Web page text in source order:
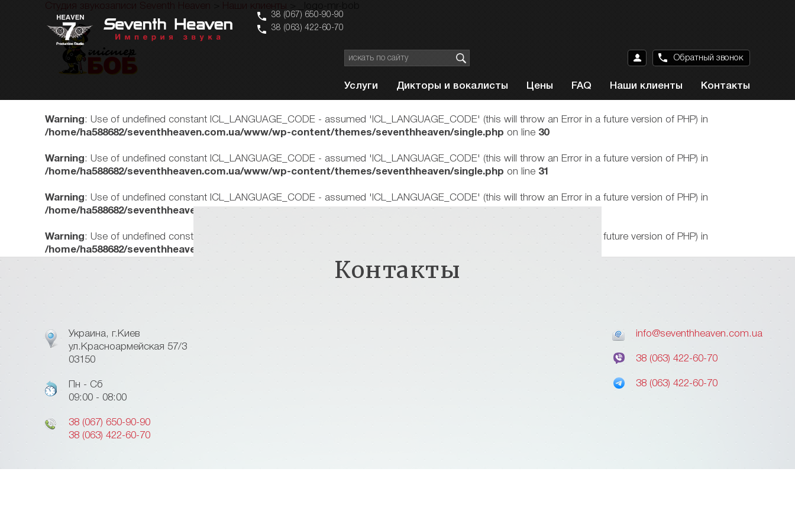
38 (067) 650-90-90
38 (063) 422-60-70
Обратный звонок
Услуги Дикторы и вокалисты Цены FAQ Наши клиенты Контакты
Студия звукозаписи Seventh Heaven Наши клиенты
Warning: Use of undefined constant ICL_LANGUAGE_CODE - assumed 'ICL_LANGUAGE_CODE' (this will throw an Error in a future version of PHP) in
/home/ha588682/seventhheaven.com.ua/www/wp-content/themes/seventhheaven/single.php on line 30
Warning: Use of undefined constant ICL_LANGUAGE_CODE - assumed 'ICL_LANGUAGE_CODE' (this will throw an Error in a future version of PHP) in
/home/ha588682/seventhheaven.com.ua/www/wp-content/themes/seventhheaven/single.php on line 31
Warning: Use of undefined constant ICL_LANGUAGE_CODE - assumed 'ICL_LANGUAGE_CODE' (this will throw an Error in a future version of PHP) in
/home/ha588682/seventhheaven.com.ua/www/wp-content/themes/seventhheaven/single.php
on line
Warning: Use of undefined constant ICL_LANGUAGE_CODE - assumed 'ICL_LANGUAGE_CODE' (this will throw an Error in a future version of PHP) in
/home/ha588682/seventhheaven.com.ua/www/wp-content/themes/seventhheaven/single.php
Контакты
Украина, г.Киев
ул.Красноармейская 57/3
03150
Пн - Сб
09:00 - 08:00
38 (067) 650-90-90
38 (063) 422-60-70
info@seventhheaven.com.ua
38 (063) 422-60-70
38 (063) 422-60-70